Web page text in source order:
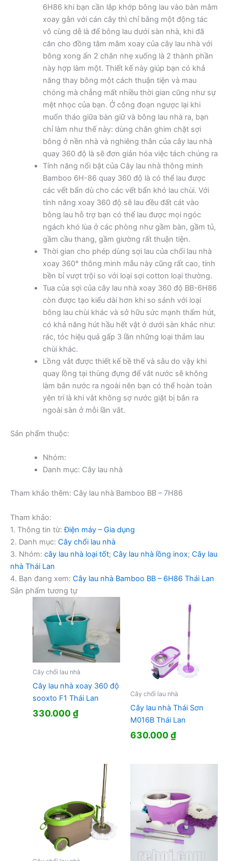
6H86 khi bạn cần lắp khớp bông lau vào bàn mâm
xoay gắn với cán cây thì chỉ bằng một động tác
vô cùng dễ là để bông lau dưới sàn nhà, khi đã
căn cho đồng tâm mâm xoay của cây lau nhà với
bông xong ấn 2 chân nhẹ xuống là 2 thành phần
này hợp làm một. Thiết kế này giúp bạn có khả
năng thay bông một cách thuận tiện và mau
chóng mà chẳng mất nhiều thời gian cũng như sự
mệt nhọc của bạn. Ở công đoạn ngược lại khi
muốn tháo giữa bàn giữ và bông lau nhà ra, bạn
chỉ làm như thế này: dùng chân ghim chặt sợi
bông ở nền nhà và nghiêng thân của cây lau nhà
quay 360 độ là sẽ đơn giản hóa việc tách chúng ra
Tính năng nổi bật của Cây lau nhà thông minh
Bamboo 6H-86 quay 360 độ là có thể lau được
các vết bẩn dù cho các vết bẩn khó lau chùi. Với
tính năng xoay 360 độ sẽ lau đều đất cát vào
bông lau hỗ trợ bạn có thể lau được mọi ngóc
ngách khó lùa ở các phòng như gầm bàn, gầm tủ,
gầm cầu thang, gầm giường rất thuận tiện.
Thời gian cho phép dùng sợi lau của chổi lau nhà
xoay 360° thông minh mẫu này cũng rất cao, tính
bền bỉ vượt trội so với loại sợi cotton loại thường.
Tua của sợi của cây lau nhà xoay 360 độ BB-6H86
còn được tạo kiểu dài hơn khi so sánh với loại
bông lau chùi khác và sở hữu sức mạnh thấm hút,
có khả năng hút hầu hết vật ở dưới sàn khác như:
rác, tóc hiệu quả gấp 3 lần những loại thảm lau
chùi khác.
Lồng vắt được thiết kế bề thế và sâu do vậy khi
quay lồng tại thùng đựng để vắt nước sẽ không
làm bắn nước ra ngoài nên bạn có thể hoàn toàn
yên trí là khi vắt không sợ nước giặt bị bắn ra
ngoài sàn ở mỗi lần vắt.
Sản phẩm thuộc:
Nhóm:
Danh mục: Cây lau nhà
Tham khảo thêm: Cây lau nhà Bamboo BB – 7H86
Tham khảo:
1. Thông tin từ:Điện máy – Gia dụng
2. Danh mục: Cây chổi lau nhà
3. Nhóm: cây lau nhà loại tốt; Cây lau nhà lồng inox; Cây lau
nhà Thái Lan
4. Bạn đang xem: Cây lau nhà Bamboo BB – 6H86 Thái Lan
Sản phẩm tương tự
Cây chổi lau nhà
Cây lau nhà xoay 360 độ
sooxto F1 Thái Lan
330.000₫
Cây chổi lau nhà
Cây lau nhà Thái Sơn
M016B Thái Lan
630.000₫